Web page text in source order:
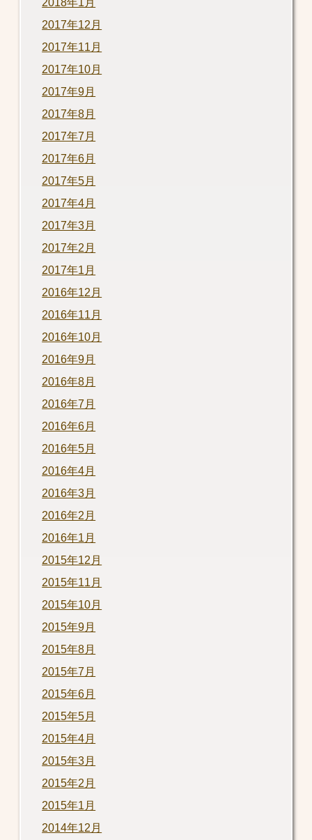
2018年1月
2017年12月
2017年11月
2017年10月
2017年9月
2017年8月
2017年7月
2017年6月
2017年5月
2017年4月
2017年3月
2017年2月
2017年1月
2016年12月
2016年11月
2016年10月
2016年9月
2016年8月
2016年7月
2016年6月
2016年5月
2016年4月
2016年3月
2016年2月
2016年1月
2015年12月
2015年11月
2015年10月
2015年9月
2015年8月
2015年7月
2015年6月
2015年5月
2015年4月
2015年3月
2015年2月
2015年1月
2014年12月